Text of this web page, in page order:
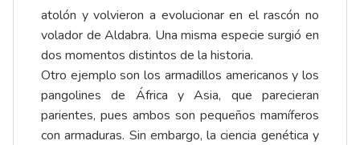
atolón y volvieron a evolucionar en el rascón no
volador de Aldabra. Una misma especie surgió en
dos momentos distintos de la historia.
Otro ejemplo son los armadillos americanos y los
pangolines de África y Asia, que parecieran
parientes, pues ambos son pequeños mamíferos
con armaduras. Sin embargo, la ciencia genética y